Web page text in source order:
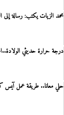
محمد الزيات يكتب: رسالة إلى
درجة حرارة حديثي
حلي معانا.. طريقة عمل آيس